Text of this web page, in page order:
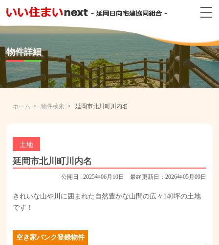
物件詳細
ホーム 物件検索 延岡市北川町川内名
土地
延岡市北川町川内名
公開日 : 2025年06月10日 最終更新日：2026年05月09日
きれいな山や川に囲まれた自然豊かな山間の広々140坪の土地
です！
空き家バンク登録物件